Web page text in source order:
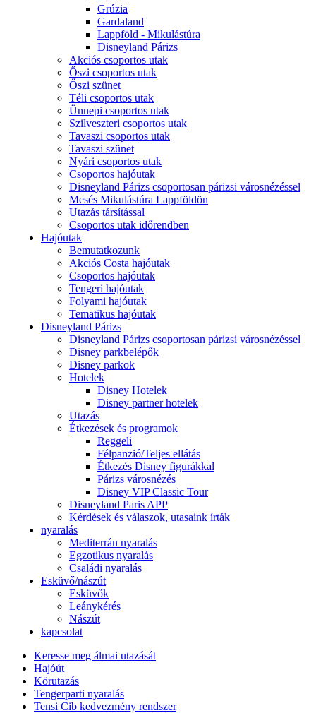
Grúzia
Gardaland
Lappföld - Mikulástúra
Disneyland Párizs
Akciós csoportos utak
Őszi csoportos utak
Őszi szünet
Téli csoportos utak
Ünnepi csoportos utak
Szilveszteri csoportos utak
Tavaszi csoportos utak
Tavaszi szünet
Nyári csoportos utak
Csoportos hajóutak
Disneyland Párizs csoportosan párizsi városnézéssel
Mesés Mikulástúra Lappföldön
Utazás társítással
Csoportos utak időrendben
Hajóutak
Bemutatkozunk
Akciós Costa hajóutak
Csoportos hajóutak
Tengeri hajóutak
Folyami hajóutak
Tematikus hajóutak
Disneyland Párizs
Disneyland Párizs csoportosan párizsi városnézéssel
Disney parkbelépők
Disney parkok
Hotelek
Disney Hotelek
Disney partner hotelek
Utazás
Étkezések és programok
Reggeli
Félpanzió/Teljes ellátás
Étkezés Disney figurákkal
Párizs városnézés
Disney VIP Classic Tour
Disneyland Paris APP
Kérdések és válaszok, utasaink írták
nyaralás
Mediterrán nyaralás
Egzotikus nyaralás
Családi nyaralás
Esküvő/nászút
Esküvők
Leánykérés
Nászút
kapcsolat
Keresse meg álmai utazását
Hajóút
Körutazás
Tengerparti nyaralás
Tensi Cib kedvezmény rendszer